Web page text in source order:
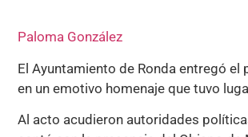
Paloma González
El Ayuntamiento de Ronda entregó el
en un emotivo homenaje que tuvo
Al acto acudieron autoridades